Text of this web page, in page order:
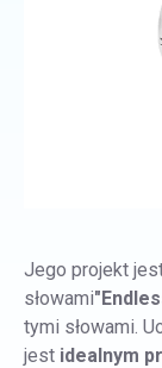
Jego projekt
słowami
tymi słowami.
jest idealnym